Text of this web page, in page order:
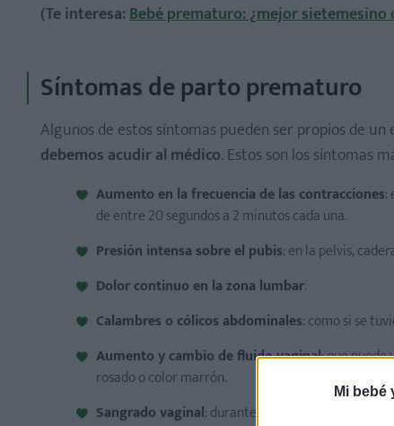
Mi bebé
(Te interesa:Bebé prematuro: ¿mejor sietemesino
Síntomas de parto prematuro
Algunos de estos síntomas pueden ser propios de
debemos acudir al médico. Estos son los síntomas
Aumento en la frecuencia de las contracciones:
de entre 20 segundos a 2 minutos cada una.
Presión intensa sobre el pubis: en la pelvis,
Dolor continuo en la zona lumbar.
Calambres o cólicos abdominales: como si se
Aumento y cambio de fluido vaginal: que
rosado o color marrón.
Sangrado vaginal: durante el segundo o tercer